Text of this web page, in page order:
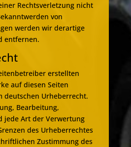
Rechtsverletzung nicht
von
werden wir derartige
entfernen.
erstellten
auf diesen Seiten
deutschen Urheberrecht.
Bearbeitung,
jede Art der Verwertung
des Urheberrechtes
Zustimmung des